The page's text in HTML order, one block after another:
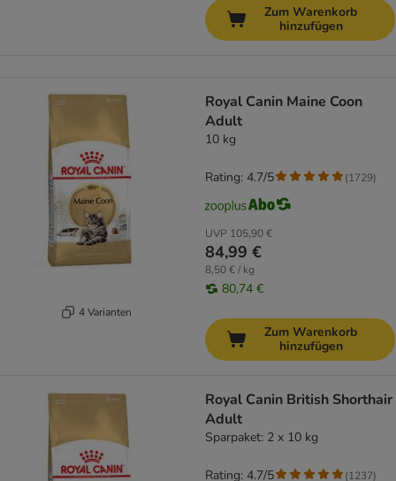
Zum Warenkorb
hinzufügen
4 Varianten
Royal Canin Maine Coon
Adult
10 kg
UVP 105,90 €
84,99 €
8,50 € / kg
80,74 €
Rating: 4.7/5 (1729)
Zum Warenkorb
hinzufügen
Royal Canin British Shorthair
Adult
Sparpaket: 2 x 10 kg
Rating: 4.7/5 (1237)